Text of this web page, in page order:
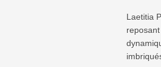
Laetitia